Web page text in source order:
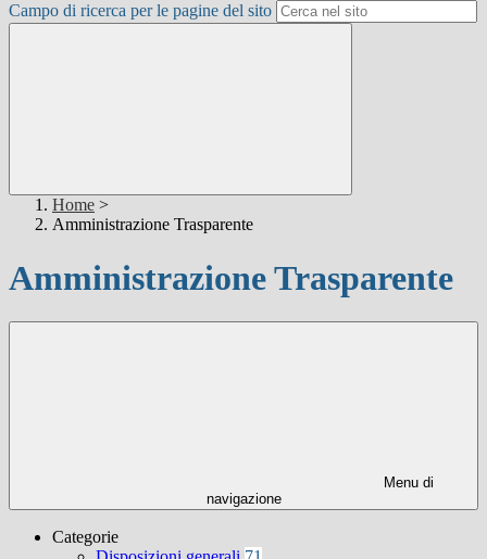
Campo di ricerca per le pagine del sito
Home >
Amministrazione Trasparente
Amministrazione Trasparente
Menu di
navigazione
Categorie